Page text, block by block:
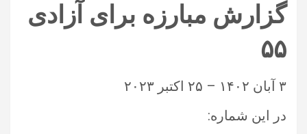
گزارش مبارزه برای آزادی
۵۵‏
در این شماره:‏